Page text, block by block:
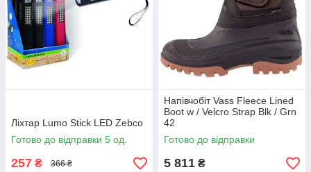
Ліхтар Lumo Stick LED Zebco
Готово до відправки 5 од.
257 ₴ 366 ₴
Напівчобіт Vass Fleece Lined
Boot w / Velcro Strap Blk / Grn
42
Готово до відправки
5 811 ₴